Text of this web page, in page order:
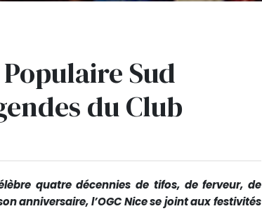
Populaire Sud
du Club
quatre décennies de tifos, de ferveur, de
anniversaire, l’OGC Nice se joint aux festivités